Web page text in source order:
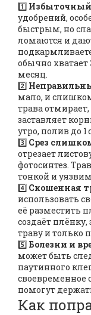
1️⃣ Избыточный
удобрений,
быстрым, но
ломаются и
обычно хватает
месяц.
2️⃣
мало, и
трава
заставляет
утро, полив до 1
3️⃣ Срез
отрезает
фотосинтез.
тонкой и
4️⃣ Скошенная
использовать
её разместить
создаёт
траву и только
5️⃣ Болезни и
может быть
паутинного
своевременное
помогут
Как